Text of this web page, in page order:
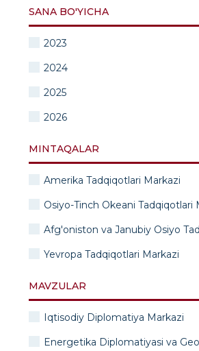
SANA BO'YICHA
2023
2024
2025
2026
MINTAQALAR
Amerika Tadqiqotlari Markazi
Osiyo-Tinch Okeani Tadqiqotlari
Afg'oniston va Janubiy Osiyo
Yevropa Tadqiqotlari Markazi
MAVZULAR
Iqtisodiy Diplomatiya Markazi
Energetika Diplomatiyasi va